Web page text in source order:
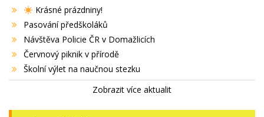
Krásné prázdniny!
Pasování předškoláků
Návštěva Policie ČR v Domažlicích
Červnový piknik v přírodě
Školní výlet na naučnou stezku
Zobrazit více aktualit